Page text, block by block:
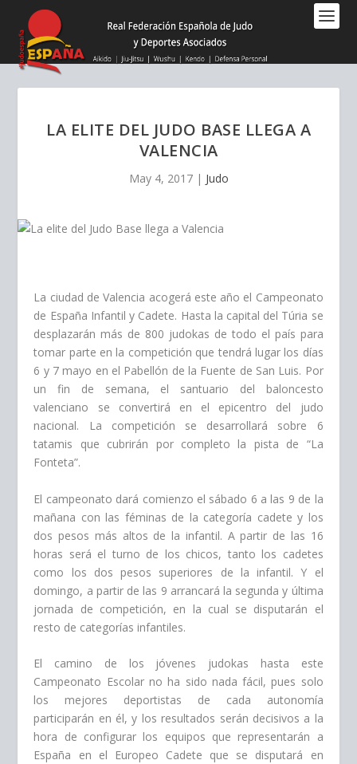
este
sitio
web
LA ELITE DEL JUDO BASE LLEGA A
VALENCIA
May 4, 2017| Judo
La ciudad de Valencia acogerá este año el Campeonato
de España Infantil y Cadete. Hasta la capital del Túria se
desplazarán más de 800 judokas de todo el país para
tomar parte en la competición que tendrá lugar los días
6 y 7 mayo en el Pabellón de la Fuente de San Luis. Por
un fin de semana, el santuario del baloncesto
valenciano se convertirá en el epicentro del judo
nacional. La competición se desarrollará sobre 6
tatamis que cubrirán por completo la pista de “La
Fonteta”.
El campeonato dará comienzo el sábado 6 a las 9 de la
mañana con las féminas de la categoría cadete y los
dos pesos más altos de la infantil. A partir de las 16
horas será el turno de los chicos, tanto los cadetes
como los dos pesos superiores de la infantil. Y el
domingo, a partir de las 9 arrancará la segunda y última
jornada de competición, en la cual se disputarán el
resto de categorías infantiles.
El camino de los jóvenes judokas hasta este
Campeonato Escolar no ha sido nada fácil, pues solo
los mejores deportistas de cada autonomía
participarán en él, y los resultados serán decisivos a la
hora de configurar los equipos que representarán a
España en el Europeo Cadete que se disputará en